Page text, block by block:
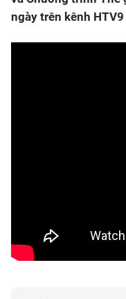
ngày trên kênh HTV9